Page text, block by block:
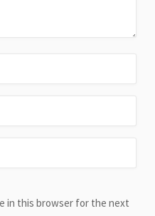
in this browser for the next